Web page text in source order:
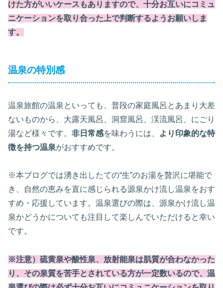
けた方がいいケースもありますので、十分お互いにコミュ
ニケーションを取り合った上で判断するようお願いしま
す。
温泉の特別感
温泉旅館の温泉といっても、普段の家庭風呂とあまり大差
ないものから、大露天風呂、洞窟風呂、渓流風呂、にごり
湯など様々です。 非日常感を味わうには、
より印象的な特
徴を持つ温泉がおすすめです。
※本ブログでは湧き出したての“生”のお湯を贅沢に堪能で
き、自然の恵みを直に感じられる源泉かけ流し温泉をおす
すめ・応援しています。温泉選びの際は、源泉かけ流し温
泉かどうかについても注目して楽しんでいただけると幸い
です。
※注意）硫黄泉や酸性泉、放射能泉は肌質が合わなかった
り、その泉質を苦手とされている方が一定数いるので、 温